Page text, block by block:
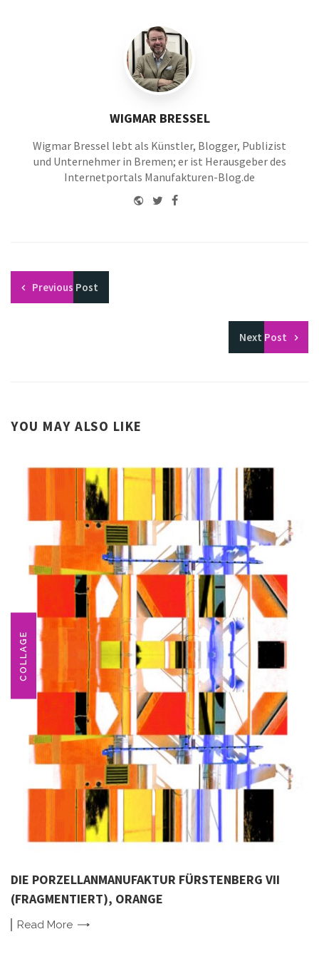
WIGMAR BRESSEL
Wigmar Bressel lebt als Künstler, Blogger, Publizist
und Unternehmer in Bremen; er ist Herausgeber des
Internetportals Manufakturen-Blog.de
WebsiteTwitterFacebook
Previous Post
Next Post
YOU MAY ALSO LIKE
COLLAGE
DIE PORZELLANMANUFAKTUR FÜRSTENBERG VII
(FRAGMENTIERT), ORANGE
Read More